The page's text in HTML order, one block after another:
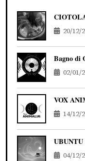
20/12/
Bagno di
02/01/
VOX
14/12/
UBUNTU
04/12/